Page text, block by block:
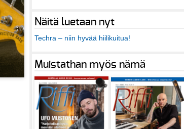
Näitä luetaan nyt
Techra – niin hyvää hiilikuitua!
Muistathan myös nämä